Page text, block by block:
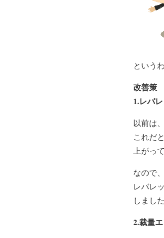
という
改善策
1.レバ
以前は
これだ
上がっ
なので
レバレ
しまし
2.裁量